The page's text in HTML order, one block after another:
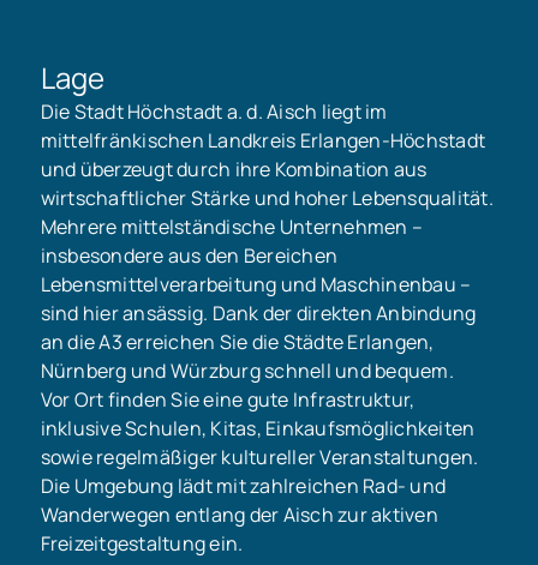
Lage
Die Stadt Höchstadt a. d. Aisch liegt im
mittelfränkischen Landkreis Erlangen-Höchstadt
und überzeugt durch ihre Kombination aus
wirtschaftlicher Stärke und hoher Lebensqualität.
Mehrere mittelständische Unternehmen –
insbesondere aus den Bereichen
Lebensmittelverarbeitung und Maschinenbau –
sind hier ansässig. Dank der direkten Anbindung
an die A3 erreichen Sie die Städte Erlangen,
Nürnberg und Würzburg schnell und bequem.
Vor Ort finden Sie eine gute Infrastruktur,
inklusive Schulen, Kitas, Einkaufsmöglichkeiten
sowie regelmäßiger kultureller Veranstaltungen.
Die Umgebung lädt mit zahlreichen Rad- und
Wanderwegen entlang der Aisch zur aktiven
Freizeitgestaltung ein.